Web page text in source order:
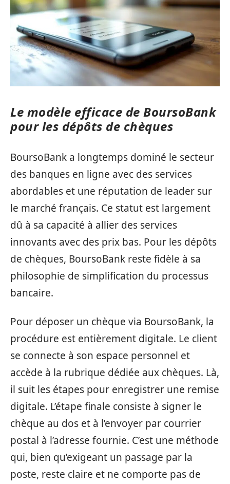
Le modèle efficace de BoursoBank
pour les dépôts de chèques
BoursoBank a longtemps dominé le secteur
des banques en ligne avec des services
abordables et une réputation de leader sur
le marché français. Ce statut est largement
dû à sa capacité à allier des services
innovants avec des prix bas. Pour les dépôts
de chèques, BoursoBank reste fidèle à sa
philosophie de simplification du processus
bancaire.
Pour déposer un chèque via BoursoBank, la
procédure est entièrement digitale. Le client
se connecte à son espace personnel et
accède à la rubrique dédiée aux chèques. Là,
il suit les étapes pour enregistrer une remise
digitale. L’étape finale consiste à signer le
chèque au dos et à l’envoyer par courrier
postal à l’adresse fournie. C’est une méthode
qui, bien qu’exigeant un passage par la
poste, reste claire et ne comporte pas de